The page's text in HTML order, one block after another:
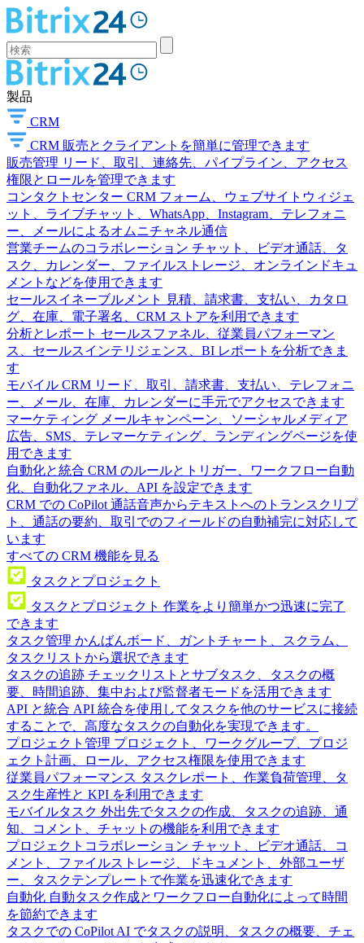
製品
CRM
CRM 販売とクライアントを簡単に管理できます
販売管理 リード、取引、連絡先、パイプライン、アクセス
権限とロールを管理できます
コンタクトセンター CRM フォーム、ウェブサイトウィジェ
ット、ライブチャット、WhatsApp、Instagram、テレフォニ
ー、メールによるオムニチャネル通信
営業チームのコラボレーション チャット、ビデオ通話、タ
スク、カレンダー、ファイルストレージ、オンラインドキュ
メントなどを使用できます
セールスイネーブルメント
見積、請求書、支払い、カタロ
グ、在庫、電子署名、CRM ストアを利用できます
分析とレポート セールスファネル、従業員パフォーマン
ス、セールスインテリジェンス、BI レポートを分析できま
す
モバイル CRM リード、取引、請求書、支払い、テレフォニ
ー、メール、在庫、カレンダーに手元でアクセスできます
マーケティング メールキャンペーン、ソーシャルメディア
広告、SMS、テレマーケティング、ランディングページを使
用できます
自動化と統合 CRM のルールとトリガー、ワークフロー自動
化、自動化ファネル、API を設定できます
CRM での CoPilot 通話音声からテキストへのトランスクリプ
ト、通話の要約、取引でのフィールドの自動補完に対応して
います
すべての CRM 機能を見る
タスクとプロジェクト
タスクとプロジェクト 作業をより簡単かつ迅速に完了
できます
タスク管理 かんばんボード、ガントチャート、スクラム、
タスクリストから選択できます
タスクの追跡 チェックリストとサブタスク、タスクの概
要、時間追跡、集中および監督者モードを活用できます
API と統合 API 統合を使用してタスクを他のサービスに接続
することで、高度なタスクの自動化を実現できます。
プロジェクト管理 プロジェクト、ワークグループ、プロジ
ェクト計画、ロール、アクセス権限を使用できます
従業員パフォーマンス タスクレポート、作業負荷管理、タ
スク生産性と KPI を利用できます
モバイルタスク 外出先でタスクの作成、タスクの追跡、通
知、コメント、チャットの機能を利用できます
プロジェクトコラボレーション チャット、ビデオ通話、コ
メント、ファイルストレージ、ドキュメント、外部ユーザ
ー、タスクテンプレートで作業を迅速化できます
自動化 自動タスク作成とワークフロー自動化によって時間
を節約できます
タスクでの CoPilot AI でタスクの説明、タスクの概要、チェ